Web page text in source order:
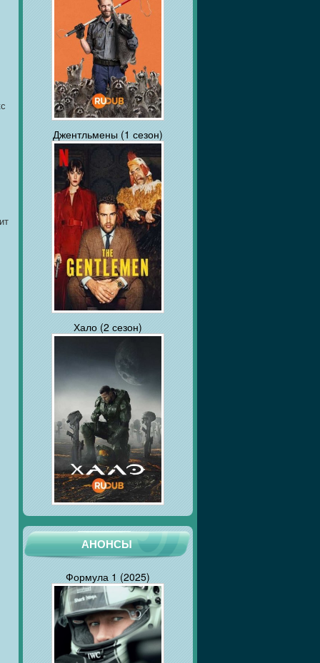
Джентльмены (1 сезон)
Хало (2 сезон)
АНОНСЫ
Формула 1 (2025)